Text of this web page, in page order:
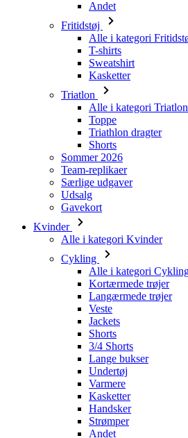
Sweatshirt
Kasketter
Triatlon
Alle i kategori Triatlon
Toppe
Triathlon dragter
Shorts
Sommer 2026
Team-replikaer
Særlige udgaver
Udsalg
Gavekort
Kvinder
Alle i kategori Kvinder
Cykling
Alle i kategori Cykling
Langærmede trøjer
Veste
Jackets
Shorts
3/4 Shorts
Lange bukser
Undertøj
Varmere
Kasketter
Handsker
Strømper
Andet
Fritidstøj
Alle i kategori Fritidstøj
T-Shirts
Sweatshirt